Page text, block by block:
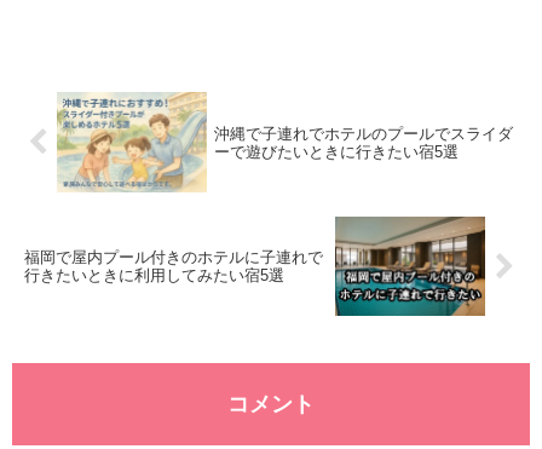
沖縄で子連れでホテルのプールでスライダ
ーで遊びたいときに行きたい宿5選
福岡で屋内プール付きのホテルに子連れで
行きたいときに利用してみたい宿5選
コメント